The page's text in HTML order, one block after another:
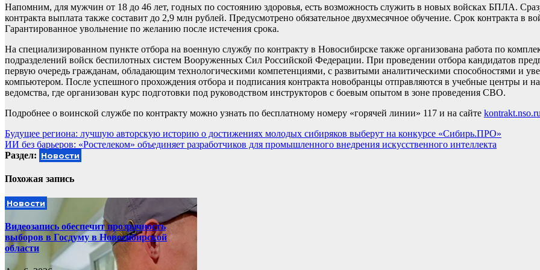
Напомним, для мужчин от 18 до 46 лет, годных по состоянию здоровья, есть возможность служить в новых войсках БПЛА.
контракта выплата также составит до 2,9 млн рублей. Предусмотрено обязательное двухмесячное обучение. Срок контракта в
Гарантированное увольнение по желанию после истечения срока.
На специализированном пункте отбора на военную службу по контракту в Новосибирске также организована работа по
подразделений войск беспилотных систем Вооруженных Сил Российской Федерации. При проведении отбора кандидатов
первую очередь гражданам, обладающим технологическими компетенциями, с развитыми аналитическими способностями и
компьютером. После успешного прохождения отбора и подписания контракта новобранцы отправляются в учебные центры и
ведомства, где организован курс подготовки под руководством инструкторов с боевым опытом в зоне проведения СВО.
Подробнее о воинской службе по контракту можно узнать по бесплатному номеру «горячей линии» 117 и на сайте
Навигация
по
Будущее региона: лучшую авторскую историю о достижениях молодых сибиряков выберут на конкурсе «Сибирь.ПРО»
ИИ без барьеров: «Ростелеком» объединяет разработчиков для промышленного внедрения искусственного интеллекта
Раздел: Новости
Похожая запись
Новости
Видеозапись обеспечит прозрачность
выборов в Госдуму в Новосибирской
области